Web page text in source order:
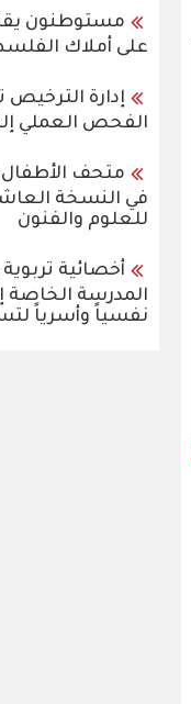
مستوطنون
على أملاك
إدارة
الفحص العملي
في النسخة
للعلوم والفنون
أخصائية
المدرسة الخاصة
نفسياً وأسرياً